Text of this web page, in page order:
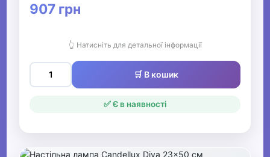
907 грн
👆 Натисніть для детальної інформації
🛒 В кошик
✅ Є в наявності